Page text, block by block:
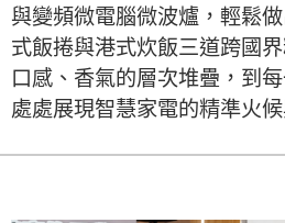
與變頻微電腦微波爐，輕鬆
式飯捲與港式炊飯三道跨國
口感、香氣的層次堆疊，到
處處展現智慧家電的精準火